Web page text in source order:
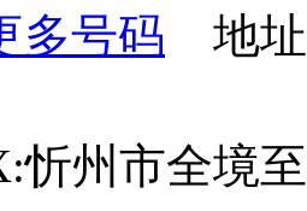
多号码 地址
忻州市全境